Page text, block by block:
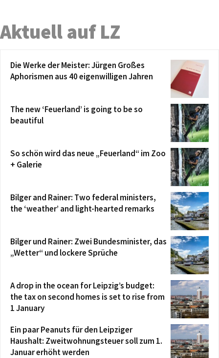
Aktuell auf LZ
Die Werke der Meister: Jürgen Großes
Aphorismen aus 40 eigenwilligen Jahren
The new ‘Feuerland’ is going to be so
beautiful
So schön wird das neue „Feuerland“ im Zoo
+ Galerie
Bilger and Rainer: Two federal ministers,
the ‘weather’ and light-hearted remarks
Bilger und Rainer: Zwei Bundesminister, das
„Wetter“ und lockere Sprüche
A drop in the ocean for Leipzig’s budget:
the tax on second homes is set to rise from
1 January
Ein paar Peanuts für den Leipziger
Haushalt: Zweitwohnungsteuer soll zum 1.
Januar erhöht werden